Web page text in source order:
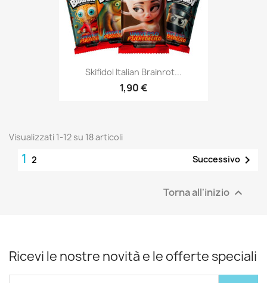
Skifidol Italian Brainrot...
1,90 €
Visualizzati 1-12 su 18 articoli
1 2 Successivo 
Torna all'inizio 
Ricevi le nostre novità e le offerte speciali